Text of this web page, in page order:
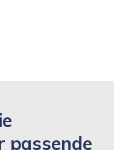
passende